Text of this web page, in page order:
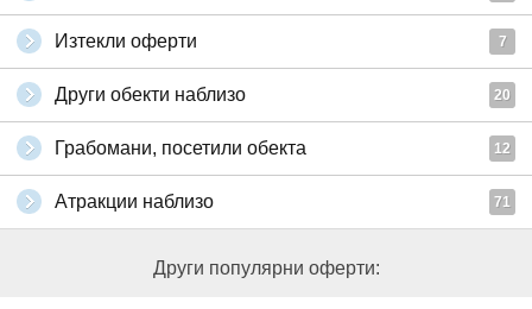
Изтекли оферти 7
Други обекти наблизо 20
Грабомани, посетили обекта 12
Атракции наблизо 71
Други популярни оферти: